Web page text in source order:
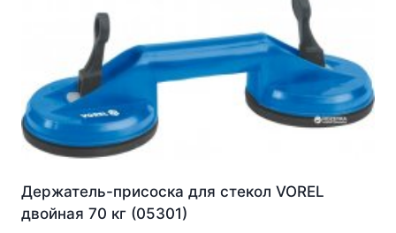
Держатель-присоска для стекол VOREL
двойная 70 кг (05301)